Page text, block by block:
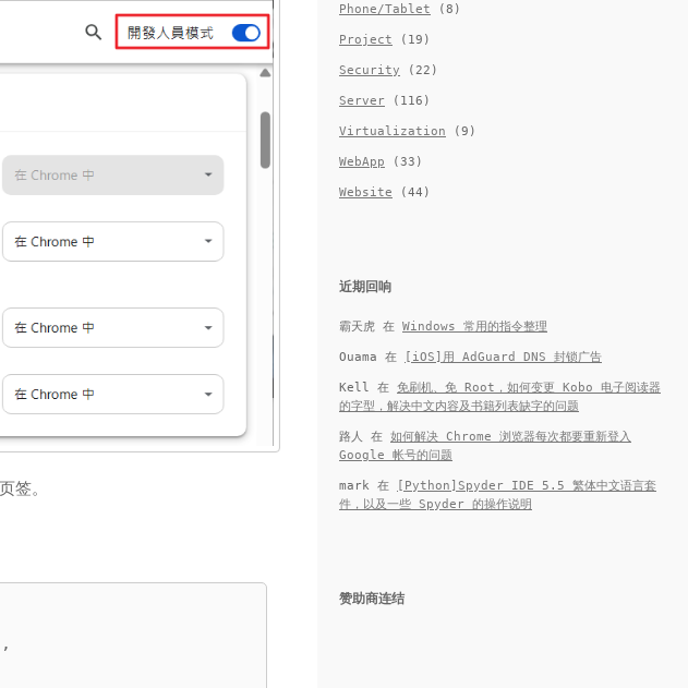
签。
Phone/Tablet (8)
Project (19)
Security (22)
Server (116)
Virtualization (9)
WebApp (33)
Website (44)
近期回响
霸天虎 在 Windows 常用的指令整理
Ouama 在 [iOS]用 AdGuard DNS 封锁广告
Kell 在 免刷机、免 Root，如何变更 Kobo 电子阅读器
的字型，解决中文内容及书籍列表缺字的问题
路人 在 如何解决 Chrome 浏览器每次都要重新登入
Google 帐号的问题
mark 在
[Python]Spyder IDE 5.5 繁体中文语言套
件，以及一些 Spyder 的操作说明
赞助商连结